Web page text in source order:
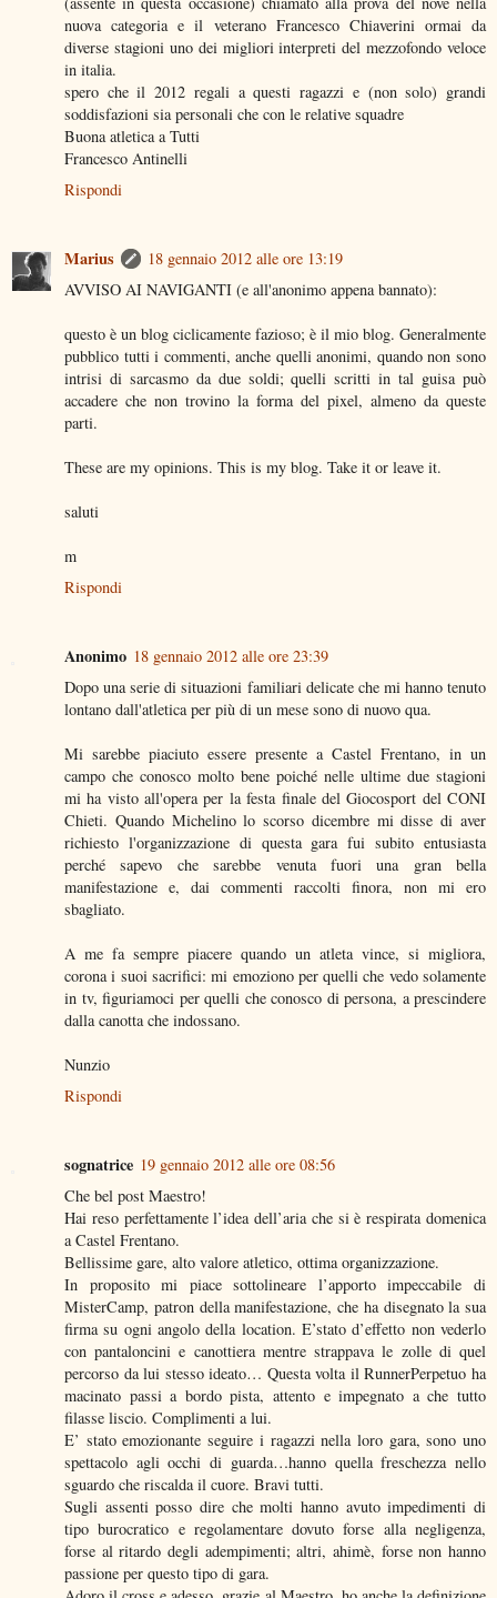
nuova categoria e il veterano Francesco Chiaverini ormai da
diverse stagioni uno dei migliori interpreti del mezzofondo veloce
in italia.
spero che il 2012 regali a questi ragazzi e (non solo) grandi
soddisfazioni sia personali che con le relative squadre
Buona atletica a Tutti
Francesco Antinelli
Rispondi
Marius
18 gennaio 2012 alle ore 13:19
AVVISO AI NAVIGANTI (e all'anonimo appena bannato):
questo è un blog ciclicamente fazioso; è il mio blog. Generalmente
pubblico tutti i commenti, anche quelli anonimi, quando non sono
intrisi di sarcasmo da due soldi; quelli scritti in tal guisa può
accadere che non trovino la forma del pixel, almeno da queste
parti.
These are my opinions. This is my blog. Take it or leave it.
saluti
m
Rispondi
Anonimo 18 gennaio 2012 alle ore 23:39
Dopo una serie di situazioni familiari delicate che mi hanno tenuto
lontano dall'atletica per più di un mese sono di nuovo qua.
Mi sarebbe piaciuto essere presente a Castel Frentano, in un
campo che conosco molto bene poiché nelle ultime due stagioni
mi ha visto all'opera per la festa finale del Giocosport del CONI
Chieti. Quando Michelino lo scorso dicembre mi disse di aver
richiesto l'organizzazione di questa gara fui subito entusiasta
perché sapevo che sarebbe venuta fuori una gran bella
manifestazione e, dai commenti raccolti finora, non mi ero
sbagliato.
A me fa sempre piacere quando un atleta vince, si migliora,
corona i suoi sacrifici: mi emoziono per quelli che vedo solamente
in tv, figuriamoci per quelli che conosco di persona, a prescindere
dalla canotta che indossano.
Nunzio
Rispondi
sognatrice 19 gennaio 2012 alle ore 08:56
Che bel post Maestro!
Hai reso perfettamente l’idea dell’aria che si è respirata domenica
a Castel Frentano.
Bellissime gare, alto valore atletico, ottima organizzazione.
In proposito mi piace sottolineare l’apporto impeccabile di
MisterCamp, patron della manifestazione, che ha disegnato la sua
firma su ogni angolo della location. E’stato d’effetto non vederlo
con pantaloncini e canottiera mentre strappava le zolle di quel
percorso da lui stesso ideato… Questa volta il RunnerPerpetuo ha
macinato passi a bordo pista, attento e impegnato a che tutto
filasse liscio. Complimenti a lui.
E’ stato emozionante seguire i ragazzi nella loro gara, sono uno
spettacolo agli occhi di guarda…hanno quella freschezza nello
sguardo che riscalda il cuore. Bravi tutti.
Sugli assenti posso dire che molti hanno avuto impedimenti di
tipo burocratico e regolamentare dovuto forse alla negligenza,
forse al ritardo degli adempimenti; altri, ahimè, forse non hanno
passione per questo tipo di gara.